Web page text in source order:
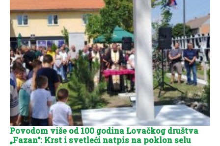
Povodom više od 100 godina Lovačkog društva
„Fazan“: Krst i svetleći natpis na poklon selu